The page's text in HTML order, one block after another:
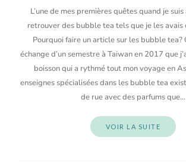
L’une de mes premières quêtes quand je
retrouver des bubble tea tels que je les avais
Pourquoi faire un article sur les bubble tea?
échange d’un semestre à Taiwan en 2017 que
boisson qui a rythmé tout mon voyage en
enseignes spécialisées dans les bubble tea
de rue avec des parfums que…
VOIR LA SUITE